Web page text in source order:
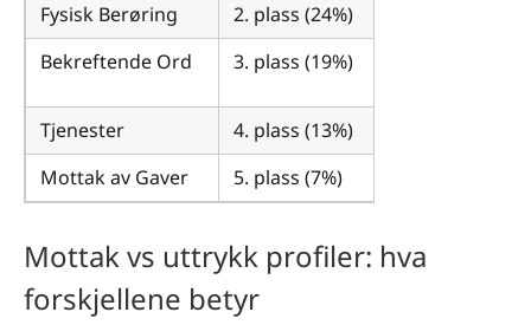
Fysisk Berøring
2. plass (24%)
Bekreftende Ord
3. plass (19%)
Tjenester
4. plass (13%)
Mottak av Gaver
5. plass (7%)
Mottak vs uttrykk profiler: hva
forskjellene betyr